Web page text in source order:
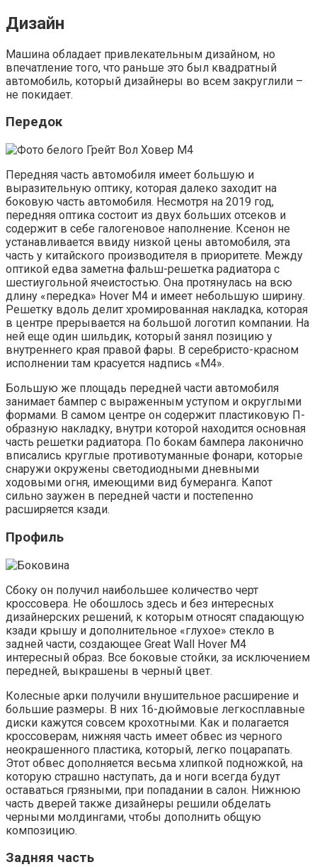
Дизайн
Машина обладает привлекательным дизайном, но
впечатление того, что раньше это был квадратный
автомобиль, который дизайнеры во всем закруглили –
не покидает.
Передок
Передняя часть автомобиля имеет большую и
выразительную оптику, которая далеко заходит на
боковую часть автомобиля. Несмотря на 2019 год,
передняя оптика состоит из двух больших отсеков и
содержит в себе галогеновое наполнение. Ксенон не
устанавливается ввиду низкой цены автомобиля, эта
часть у китайского производителя в приоритете. Между
оптикой едва заметна фальш-решетка радиатора с
шестиугольной ячеистостью. Она протянулась на всю
длину «передка» Hover M4 и имеет небольшую ширину.
Решетку вдоль делит хромированная накладка, которая
в центре прерывается на большой логотип компании. На
ней еще один шильдик, который занял позицию у
внутреннего края правой фары. В серебристо-красном
исполнении там красуется надпись «M4».
Большую же площадь передней части автомобиля
занимает бампер с выраженным уступом и округлыми
формами. В самом центре он содержит пластиковую П-
образную накладку, внутри которой находится основная
часть решетки радиатора. По бокам бампера лаконично
вписались круглые противотуманные фонари, которые
снаружи окружены светодиодными дневными
ходовыми огня, имеющими вид бумеранга. Капот
сильно заужен в передней части и постепенно
расширяется кзади.
Профиль
Сбоку он получил наибольшее количество черт
кроссовера. Не обошлось здесь и без интересных
дизайнерских решений, к которым относят спадающую
кзади крышу и дополнительное «глухое» стекло в
задней части, создающее Great Wall Hover M4
интересный образ. Все боковые стойки, за исключением
передней, выкрашены в черный цвет.
Колесные арки получили внушительное расширение и
большие размеры. В них 16-дюймовые легкосплавные
диски кажутся совсем крохотными. Как и полагается
кроссоверам, нижняя часть имеет обвес из черного
неокрашенного пластика, который, легко поцарапать.
Этот обвес дополняется весьма хлипкой подножкой, на
которую страшно наступать, да и ноги всегда будут
оставаться грязными, при попадании в салон. Нижнюю
часть дверей также дизайнеры решили обделать
черными молдингами, чтобы дополнить общую
композицию.
Задняя часть